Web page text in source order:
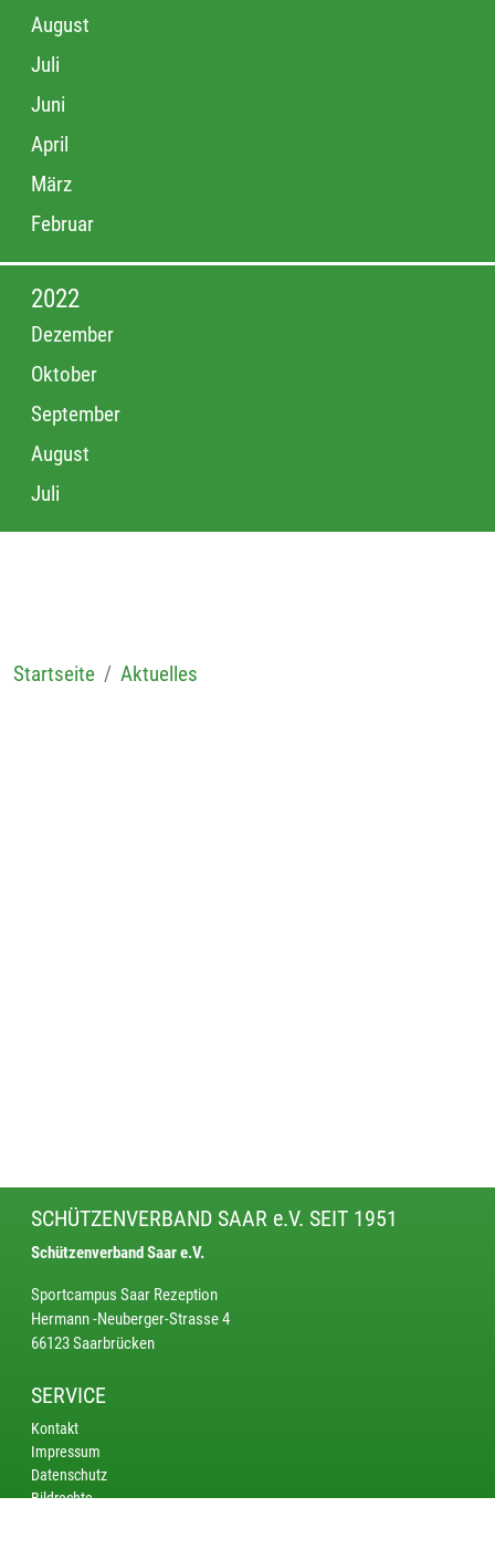
August
Juli
Juni
April
März
Februar
2022
Dezember
Oktober
September
August
Juli
Startseite Aktuelles
SCHÜTZENVERBAND SAAR e.V. SEIT 1951
Schützenverband Saar e.V.
Sportcampus Saar Rezeption
Hermann -Neuberger-Strasse 4
66123 Saarbrücken
SERVICE
Kontakt
Impressum
Datenschutz
Bildrechte